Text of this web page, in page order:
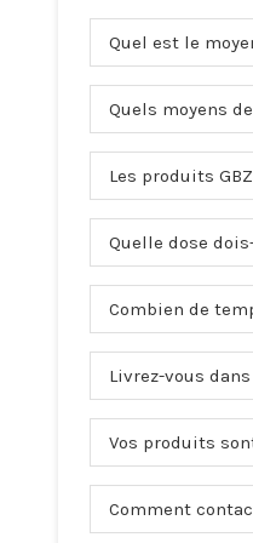
Quel est le
Quels moyens
Les produits
Quelle dose
Combien de
Livrez-vous
Vos produits
Comment